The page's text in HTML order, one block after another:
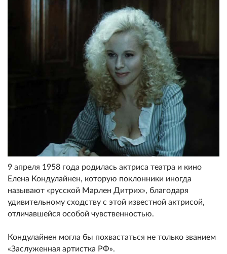
9 апреля 1958 года родилась актриса театра и кино
Елена Кондулайнен, которую поклонники иногда
называют «русской Марлен Дитрих», благодаря
удивительному сходству с этой известной актрисой,
отличавшейся особой чувственностью.
Кондулайнен могла бы похвастаться не только званием
«Заслуженная артистка РФ».